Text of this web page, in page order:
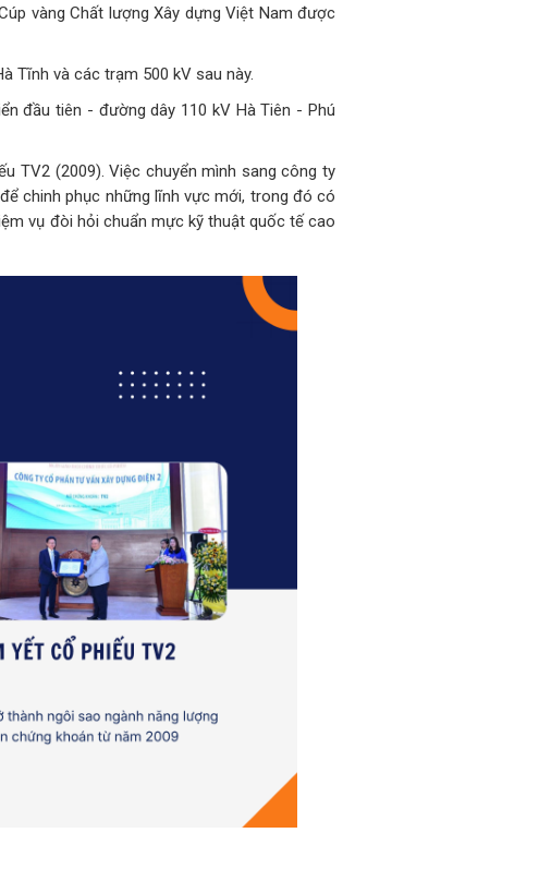
vàng Chất lượng Xây dựng Việt Nam được
Tĩnh và các trạm 500 kV sau này.
đầu tiên - đường dây 110 kV Hà Tiên - Phú
TV2 (2009). Việc chuyển mình sang công ty
chinh phục những lĩnh vực mới, trong đó có
vụ đòi hỏi chuẩn mực kỹ thuật quốc tế cao